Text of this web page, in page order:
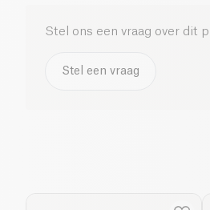
Stel ons een vraag over dit
Stel een vraag